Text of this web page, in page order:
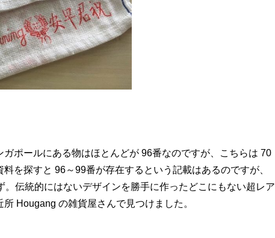
ポールにある物はほとんどが 96番なのですが、こちらは 70
料を探すと 96～99番が存在するという記載はあるのですが、
伝統的にはないデザインを勝手に作ったどこにもない超レア
Hougang の雑貨屋さんで見つけました。